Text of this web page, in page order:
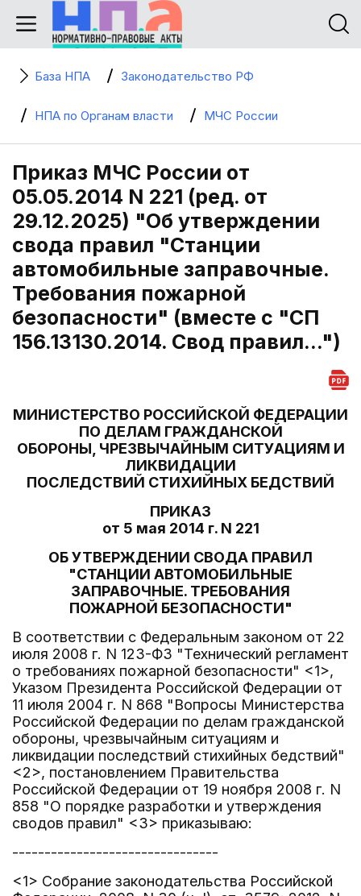
База НПА Законодательство РФ
НПА по Органам власти МЧС России
Приказ МЧС России от
05.05.2014 N 221 (ред. от
29.12.2025) "Об утверждении
свода правил "Станции
автомобильные заправочные.
Требования пожарной
безопасности" (вместе с "СП
156.13130.2014. Свод правил...")
МИНИСТЕРСТВО РОССИЙСКОЙ ФЕДЕРАЦИИ
ПО ДЕЛАМ ГРАЖДАНСКОЙ
ОБОРОНЫ, ЧРЕЗВЫЧАЙНЫМ СИТУАЦИЯМ И
ЛИКВИДАЦИИ
ПОСЛЕДСТВИЙ СТИХИЙНЫХ БЕДСТВИЙ
ПРИКАЗ
от 5 мая 2014 г. N 221
ОБ УТВЕРЖДЕНИИ СВОДА ПРАВИЛ
"СТАНЦИИ АВТОМОБИЛЬНЫЕ
ЗАПРАВОЧНЫЕ. ТРЕБОВАНИЯ
ПОЖАРНОЙ БЕЗОПАСНОСТИ"
В соответствии с Федеральным законом от 22
июля 2008 г. N 123-ФЗ "Технический регламент
о требованиях пожарной безопасности" <1>,
Указом Президента Российской Федерации от
11 июля 2004 г. N 868 "Вопросы Министерства
Российской Федерации по делам гражданской
обороны, чрезвычайным ситуациям и
ликвидации последствий стихийных бедствий"
<2>, постановлением Правительства
Российской Федерации от 19 ноября 2008 г. N
858 "О порядке разработки и утверждения
сводов правил" <3> приказываю:
--------------------------------
<1> Собрание законодательства Российской